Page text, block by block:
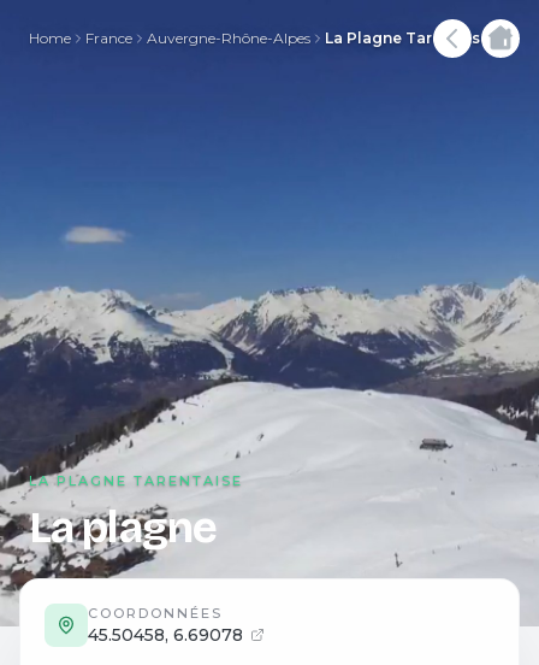
Home France Auvergne-Rhône-Alpes La Plagne Tarentaise
LA PLAGNE TARENTAISE
La plagne
COORDONNÉES
45.50458, 6.69078